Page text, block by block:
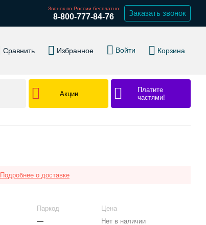
Звонок по России бесплатно
8-800-777-84-76 Заказать звонок
Сравнить Избранное Войти Корзина
Акции
Платите
частями!
Подробнее о доставке
Паркод
Цена
— Нет в наличии